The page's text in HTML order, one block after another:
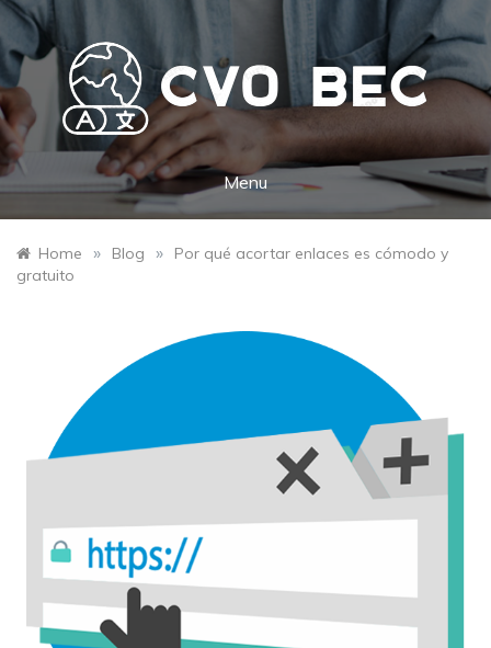
Skip
content
CVO BEC
Key to new opportunities and cultures
Menu
Home » Blog »
Por qué acortar enlaces es cómodo y
gratuito